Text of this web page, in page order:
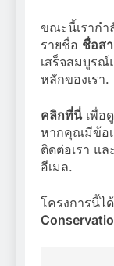
ขณะนี้เรากำ
รายชื่อ ชื่อส
เสร็จสมบูรณ์
หลักของเรา.
คลิกที่นี่เพื่อ
หากคุณมีข้อ
ติดต่อเรา แล
อีเมล.
โครงการนี้ไ